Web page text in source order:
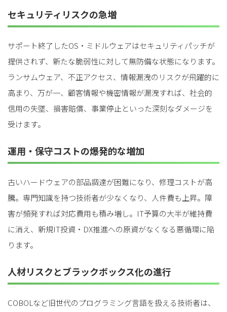
セキュリティリスクの急増
サポート終了したOS・ミドルウェアはセキュリティパッチが
提供されず、新たな脆弱性に対して無防備な状態になります。
ランサムウェア、不正アクセス、情報漏洩のリスクが飛躍的に
高まり、万が一、顧客情報や機密情報が漏洩すれば、社会的
信用の失墜、損害賠償、事業停止といった深刻なダメージを
受けます。
運用・保守コストの爆発的な増加
古いハードウェアの部品調達が困難になり、修理コストが高
騰。専門知識を持つ技術者が少なくなり、人件費も上昇。障
害が頻発すれば対応費用も積み増し。IT予算の大半が維持費
に消え、新規IT投資・DX推進への原資がなくなる悪循環に陥
ります。
人材リスクとブラックボックス化の進行
COBOLなど旧世代のプログラミング言語を扱える技術者は、